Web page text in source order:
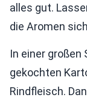
alles gut.
die Aromen
In einer großen
gekochten
Rindfleisch.